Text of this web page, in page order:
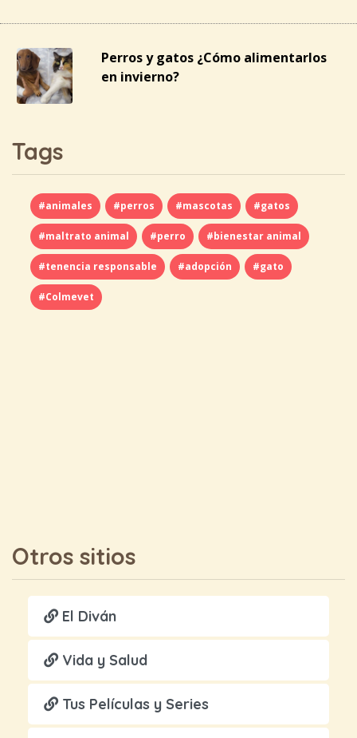
Perros y gatos ¿Cómo alimentarlos
en invierno?
Tags
#animales #perros #mascotas #gatos
#maltrato animal #perro #bienestar animal
#tenencia responsable #adopción #gato
#Colmevet
Otros sitios
El Diván
Vida y Salud
Tus Películas y Series